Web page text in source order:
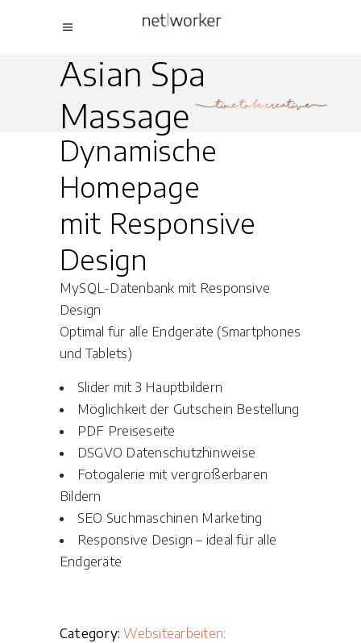
Asian Spa
Massage
Dynamische
Homepage
mit Responsive
Design
MySQL-Datenbank mit Responsive
Design
Optimal für alle Endgeräte (Smartphones
und Tablets)
Slider mit 3 Hauptbildern
Möglichkeit der Gutschein Bestellung
PDF Preiseseite
DSGVO Datenschutzhinweise
Fotogalerie mit vergrößerbaren
Bildern
SEO Suchmaschinen Marketing
Responsive Design – ideal für alle
Endgeräte
Category: Websitearbeiten: